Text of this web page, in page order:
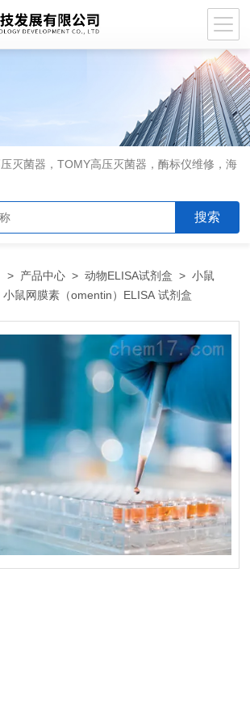
灭菌器，TOMY高压灭菌器，酶标仪维修，海
> 产品中心 >动物ELISA试剂盒 >小鼠
鼠网膜素（omentin）ELISA 试剂盒